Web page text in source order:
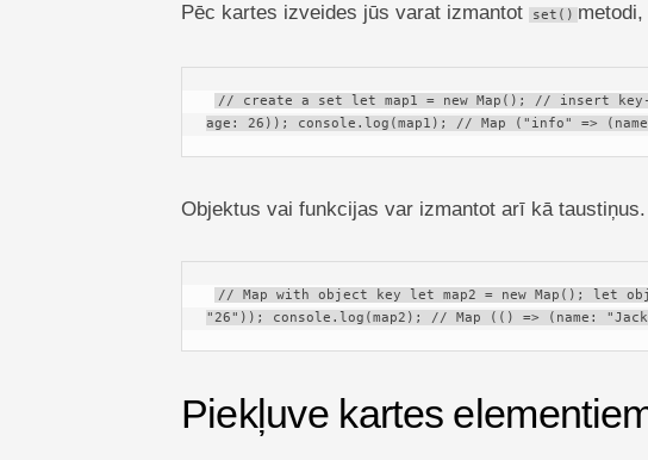
Pēc kartes izveides jūs varat izmantot set()
// create a set let map1 = new Map(); // insert
age: 26)); console.log(map1); // Map ("info" =>
Objektus vai funkcijas var izmantot arī kā
// Map with object key let map2 = new Map(); let
"26")); console.log(map2); // Map (() => (name:
Piekļuve kartes